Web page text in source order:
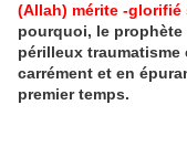
(Allah) mérite -
pourquoi, le prophète
périlleux
carrément et en
premier temps.